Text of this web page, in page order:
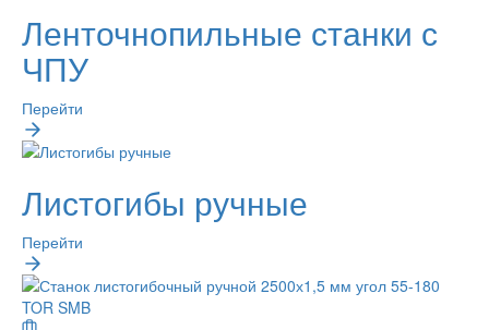
Ленточнопильные станки с
ЧПУ
Перейти
Листогибы ручные
Перейти